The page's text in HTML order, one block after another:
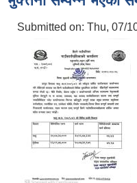
Submitted on: Thu, 07/